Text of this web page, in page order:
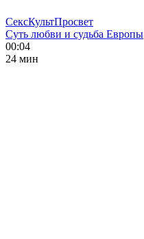
СексКультПросвет
Суть любви и судьба Европы
00:04
24 мин